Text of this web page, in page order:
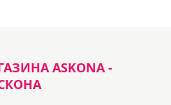
ASKONA -